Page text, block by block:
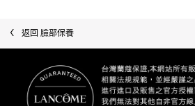
返回 臉部保養